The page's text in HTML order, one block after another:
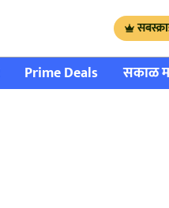
Prime Deals सकाळ